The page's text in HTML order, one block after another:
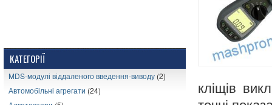
КАТЕГОРІЇ
MDS-модулі віддаленого введення-виводу (2)
Автомобільні агрегати (24)
кліщів